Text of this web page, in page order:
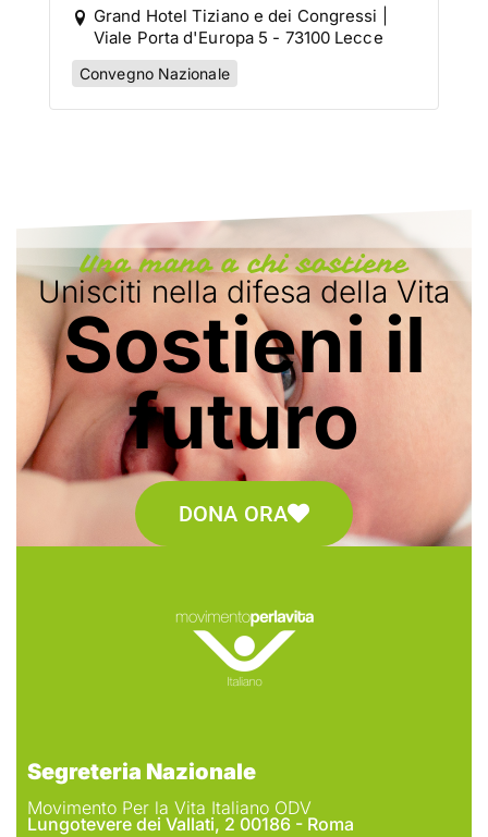
Grand Hotel Tiziano e dei Congressi |
Viale Porta d'Europa 5 - 73100 Lecce
Convegno Nazionale
Una mano a chi sostiene
Unisciti nella difesa della Vita
Sostieni il
futuro
DONA ORA
Segreteria Nazionale
Movimento Per la Vita Italiano ODV
Lungotevere dei Vallati, 2 00186 - Roma